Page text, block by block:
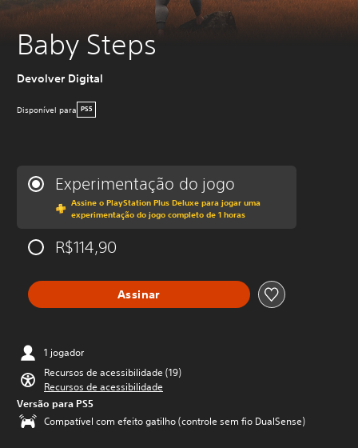
Baby Steps
Devolver Digital
Disponível para PS5
Experimentação do jogo
Assine o PlayStation Plus Deluxe para jogar uma
experimentação do jogo completo de 1 horas
R$114,90
Assinar
1 jogador
Recursos de acessibilidade (19)
Recursos de acessibilidade
Versão para PS5
Compatível com efeito gatilho (controle sem fio DualSense)